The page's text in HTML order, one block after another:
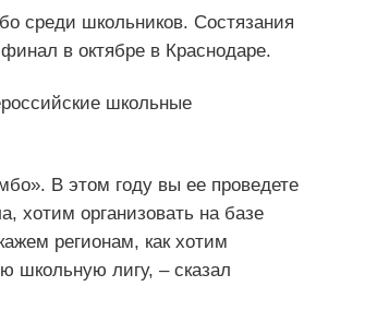
среди школьников. Состязания
в октябре в Краснодаре.
школьные
В этом году вы ее проведете
хотим организовать на базе
регионам, как хотим
школьную лигу, – сказал